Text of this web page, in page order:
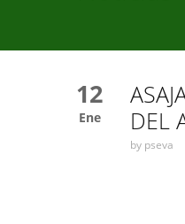
12
Ene
DEL
by pseva